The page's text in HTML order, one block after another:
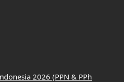
2026 (PPN & PPh